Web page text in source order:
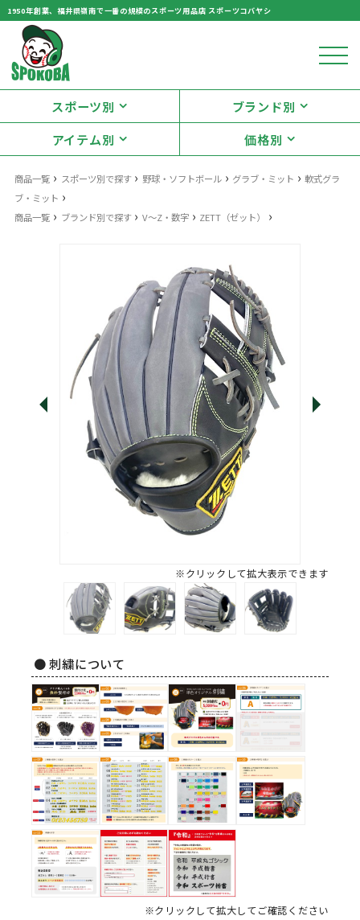
1950年創業、福井県嶺南で一番の規模のスポーツ用品店 スポーツコバヤシ
スポーツ別
ブランド別
アイテム別
価格別
商品一覧 › スポーツ別で探す› 野球・ソフトボール› グラブ・ミット ›軟式グラ
ブ・ミット ›
商品一覧 › ブランド別で探す› V〜Z・数字› ZETT（ゼット） ›
※クリックして拡大表示できます
● 刺繍について
※クリックして拡大してご確認ください